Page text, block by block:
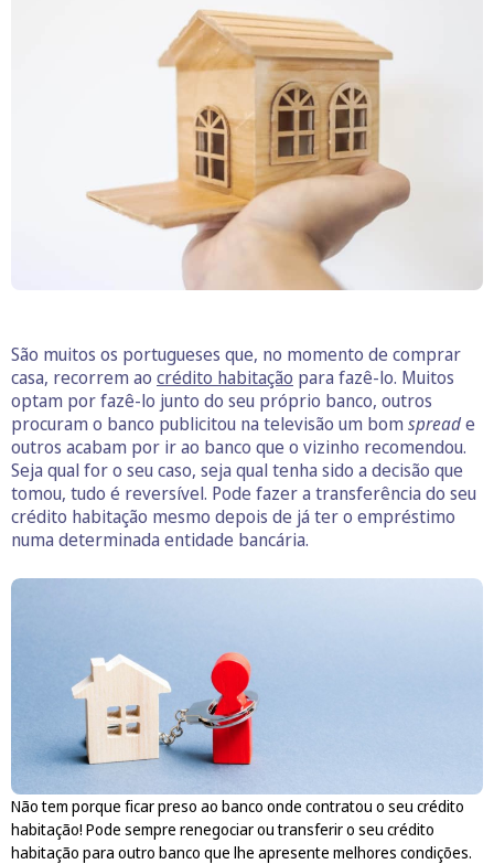
São muitos os portugueses que, no momento de comprar
casa, recorrem ao crédito habitação para fazê-lo. Muitos
optam por fazê-lo junto do seu próprio banco, outros
procuram o banco publicitou na televisão um bom spreade
outros acabam por ir ao banco que o vizinho recomendou.
Seja qual for o seu caso, seja qual tenha sido a decisão que
tomou, tudo é reversível. Pode fazer a transferência do seu
crédito habitação mesmo depois de já ter o empréstimo
numa determinada entidade bancária.
Não tem porque ficar preso ao banco onde contratou o seu crédito
habitação! Pode sempre renegociar ou transferir o seu crédito
habitação para outro banco que lhe apresente melhores condições.